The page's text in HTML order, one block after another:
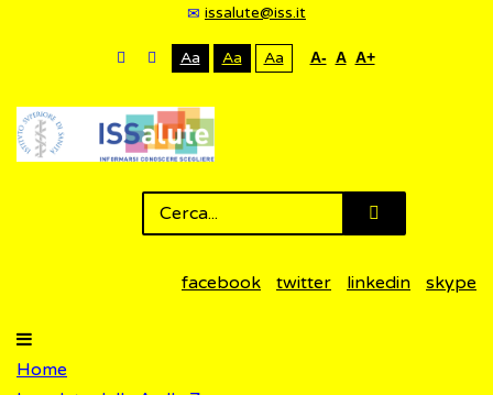
issalute@iss.it
Aa Aa Aa A- A A+
facebook twitter linkedin skype
Home